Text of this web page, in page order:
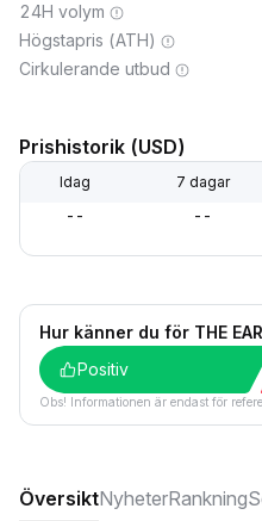
24H volym
Högstapris (ATH)
Cirkulerande utbud
Prishistorik (USD)
Idag 7 dagar
-- --
Hur känner du för THE
Positiv
Obs! Informationen är endast för
ÖversiktNyheterRankning